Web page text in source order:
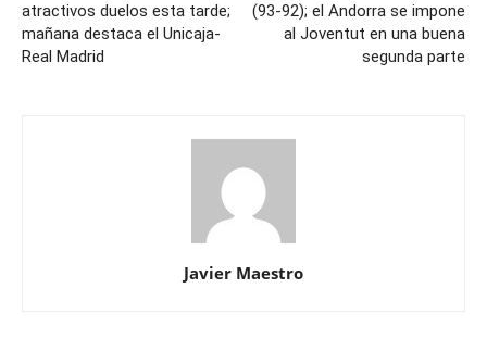
atractivos duelos esta tarde;
mañana destaca el Unicaja-
Real Madrid
(93-92); el Andorra se impone
al Joventut en una buena
segunda parte
Javier Maestro